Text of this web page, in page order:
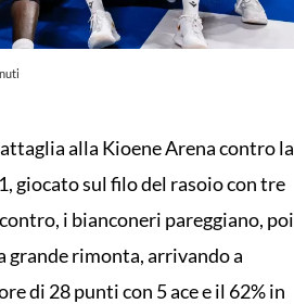
alla Kioene Arena contro la
giocato sul filo del rasoio con tre
i bianconeri pareggiano, poi
grande rimonta, arrivando a
di 28 punti con 5 ace e il 62% in